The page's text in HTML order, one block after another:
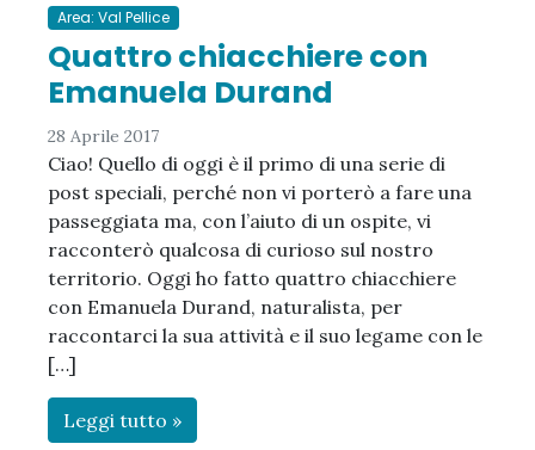
Area: Val Pellice
Quattro chiacchiere con
Emanuela Durand
28 Aprile 2017
Ciao! Quello di oggi è il primo di una serie di
post speciali, perché non vi porterò a fare una
passeggiata ma, con l’aiuto di un ospite, vi
racconterò qualcosa di curioso sul nostro
territorio. Oggi ho fatto quattro chiacchiere
con Emanuela Durand, naturalista, per
raccontarci la sua attività e il suo legame con le
[…]
Leggi tutto »